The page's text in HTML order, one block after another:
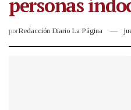
personas
porRedacción Diario La Página